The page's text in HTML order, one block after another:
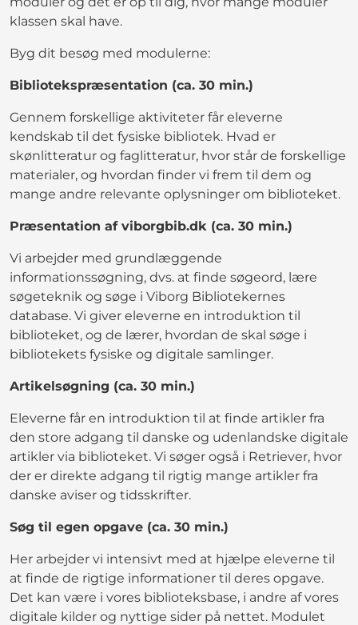
klassen skal have.
Byg dit besøg med modulerne:
Bibliotekspræsentation (ca. 30 min.)
Gennem forskellige aktiviteter får eleverne
kendskab til det fysiske bibliotek. Hvad er
skønlitteratur og faglitteratur, hvor står de forskellige
materialer, og hvordan finder vi frem til dem og
mange andre relevante oplysninger om biblioteket.
Præsentation af viborgbib.dk (ca. 30 min.)
Vi arbejder med grundlæggende
informationssøgning, dvs. at finde søgeord, lære
søgeteknik og søge i Viborg Bibliotekernes
database. Vi giver eleverne en introduktion til
biblioteket, og de lærer, hvordan de skal søge i
bibliotekets fysiske og digitale samlinger.
Artikelsøgning (ca. 30 min.)
Eleverne får en introduktion til at finde artikler fra
den store adgang til danske og udenlandske digitale
artikler via biblioteket. Vi søger også i Retriever, hvor
der er direkte adgang til rigtig mange artikler fra
danske aviser og tidsskrifter.
Søg til egen opgave (ca. 30 min.)
Her arbejder vi intensivt med at hjælpe eleverne til
at finde de rigtige informationer til deres opgave.
Det kan være i vores biblioteksbase, i andre af vores
digitale kilder og nyttige sider på nettet. Modulet